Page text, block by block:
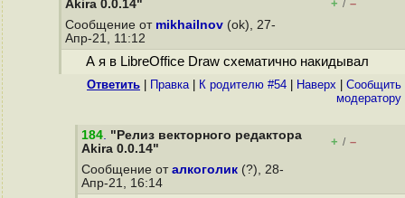
Akira 0.0.14" + / –
Сообщение от mikhailnov (ok), 27-
Апр-21, 11:12
А я в LibreOffice Draw схематично накидывал
Ответить Правка| К родителю #54 Наверх
Cообщить
модератору
184. "Релиз векторного редактора
Akira 0.0.14"
+ / –
Сообщение от алкоголик (?), 28-
Апр-21, 16:14